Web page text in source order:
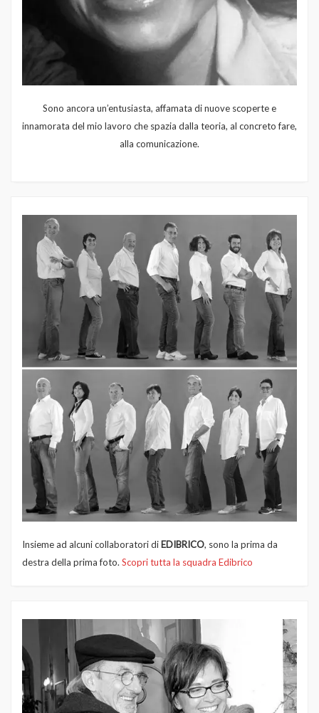
Sono ancora un’entusiasta, affamata di nuove scoperte e
innamorata del mio lavoro che spazia dalla teoria, al concreto fare,
alla comunicazione.
Insieme ad alcuni collaboratori di EDIBRICO, sono la prima da
destra della prima foto. Scopri tutta la squadra Edibrico